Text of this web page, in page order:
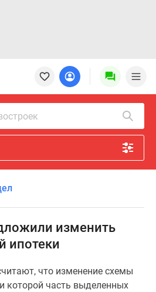
изменить
ипотеки
что изменение схемы
которой часть выделенных